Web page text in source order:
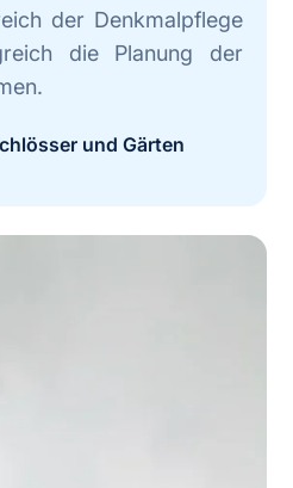
der Denkmalpflege
die Planung der
und Gärten